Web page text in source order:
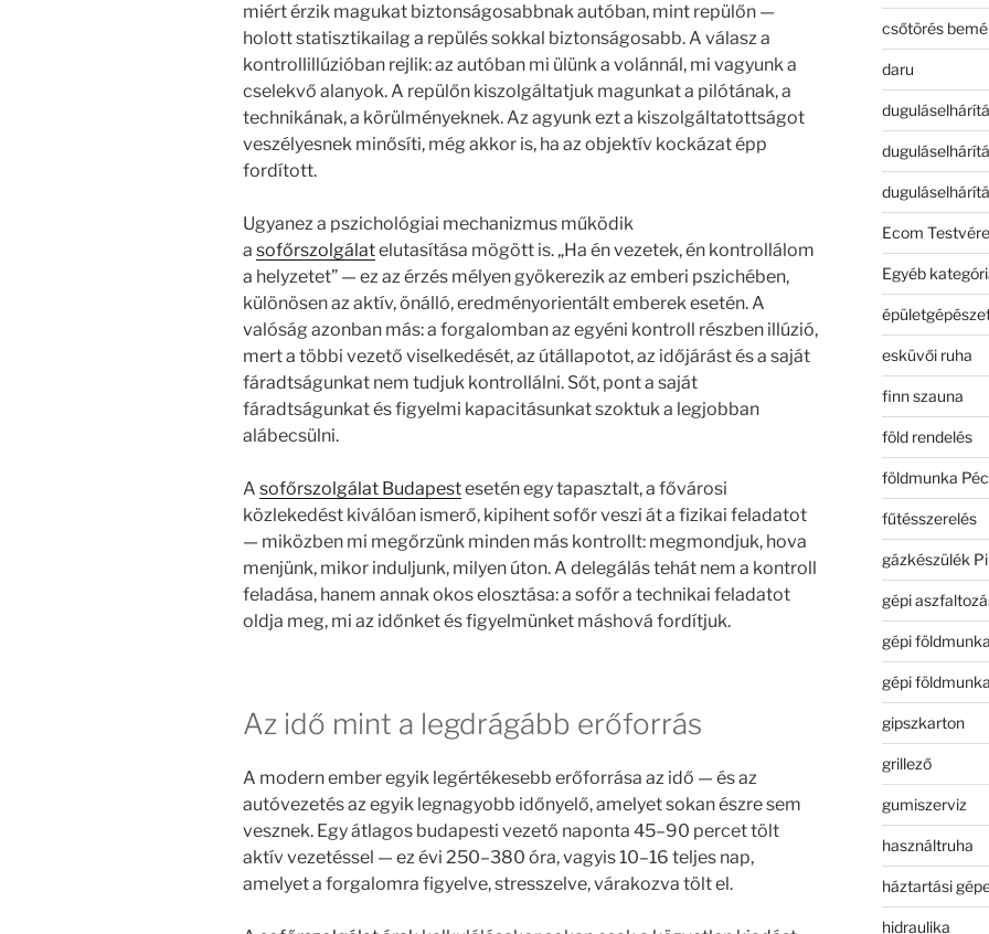
miért érzik magukat biztonságosabbnak autóban, mint repülőn —
holott statisztikailag a repülés sokkal biztonságosabb. A válasz a
kontrollillúzióban rejlik: az autóban mi ülünk a volánnál, mi vagyunk a
cselekvő alanyok. A repülőn kiszolgáltatjuk magunkat a pilótának, a
technikának, a körülményeknek. Az agyunk ezt a kiszolgáltatottságot
veszélyesnek minősíti, még akkor is, ha az objektív kockázat épp
fordított.
Ugyanez a pszichológiai mechanizmus működik
a sofőrszolgálatelutasítása mögött is. „Ha én vezetek, én kontrollálom
a helyzetet” — ez az érzés mélyen gyökerezik az emberi pszichében,
különösen az aktív, önálló, eredményorientált emberek esetén. A
valóság azonban más: a forgalomban az egyéni kontroll részben illúzió,
mert a többi vezető viselkedését, az útállapotot, az időjárást és a saját
fáradtságunkat nem tudjuk kontrollálni. Sőt, pont a saját
fáradtságunkat és figyelmi kapacitásunkat szoktuk a legjobban
alábecsülni.
A sofőrszolgálat Budapestesetén egy tapasztalt, a fővárosi
közlekedést kiválóan ismerő, kipihent sofőr veszi át a fizikai feladatot
— miközben mi megőrzünk minden más kontrollt: megmondjuk, hova
menjünk, mikor induljunk, milyen úton. A delegálás tehát nem a kontroll
feladása, hanem annak okos elosztása: a sofőr a technikai feladatot
oldja meg, mi az időnket és figyelmünket máshová fordítjuk.
Az idő mint a legdrágább erőforrás
A modern ember egyik legértékesebb erőforrása az idő — és az
autóvezetés az egyik legnagyobb időnyelő, amelyet sokan észre sem
vesznek. Egy átlagos budapesti vezető naponta 45–90 percet tölt
aktív vezetéssel — ez évi 250–380 óra, vagyis 10–16 teljes nap,
amelyet a forgalomra figyelve, stresszelve, várakozva tölt el.
csőtörés
daru
Ecom
Egyéb
esküvői ruha
finn szauna
föld rendelés
földmunka
fűtésszerelés
gázkészülék
gépi
gépi földmunka
gépi
gipszkarton
grillező
gumiszerviz
használtruha
háztartási
hidraulika